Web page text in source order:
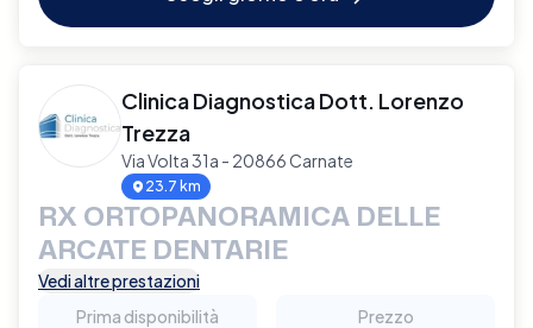
Clinica Diagnostica Dott. Lorenzo
Trezza
Via Volta 31a - 20866 Carnate
23.7 km
RX ORTOPANORAMICA DELLE
ARCATE DENTARIE
Vedi altre prestazioni
Prima disponibilità
Prezzo